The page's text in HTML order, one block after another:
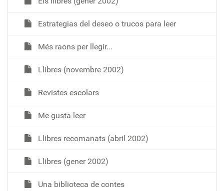
Estrategias del deseo o trucos para leer
Més raons per llegir...
Llibres (novembre 2002)
Revistes escolars
Me gusta leer
Llibres recomanats (abril 2002)
Llibres (gener 2002)
Una biblioteca de contes